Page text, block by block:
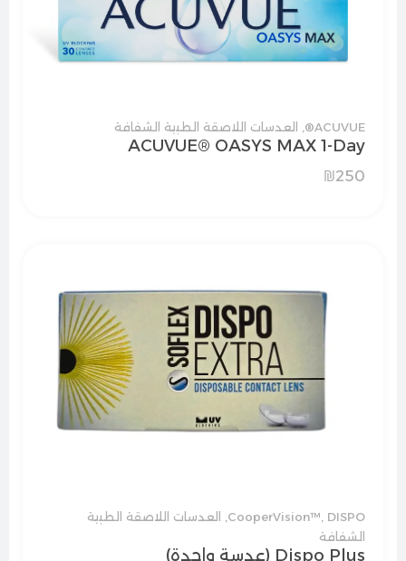
ACUVUE® العدسات اللاصقة الطبية الشفافة
ACUVUE® OASYS MAX 1-Day
₪250
CooperVision™ DISPO
العدسات اللاصقة الطبية
الشفافة
Dispo Plus (عدسة واحدة)